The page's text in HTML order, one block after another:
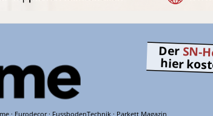
· Eurodecor · FussbodenTechnik · Parkett Magazin
Der SN-
hier